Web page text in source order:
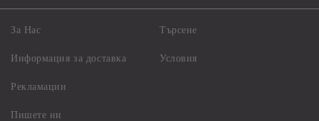
За Нас
Информация за доставка
Рекламации
Пишете ни
Търсене
Условия